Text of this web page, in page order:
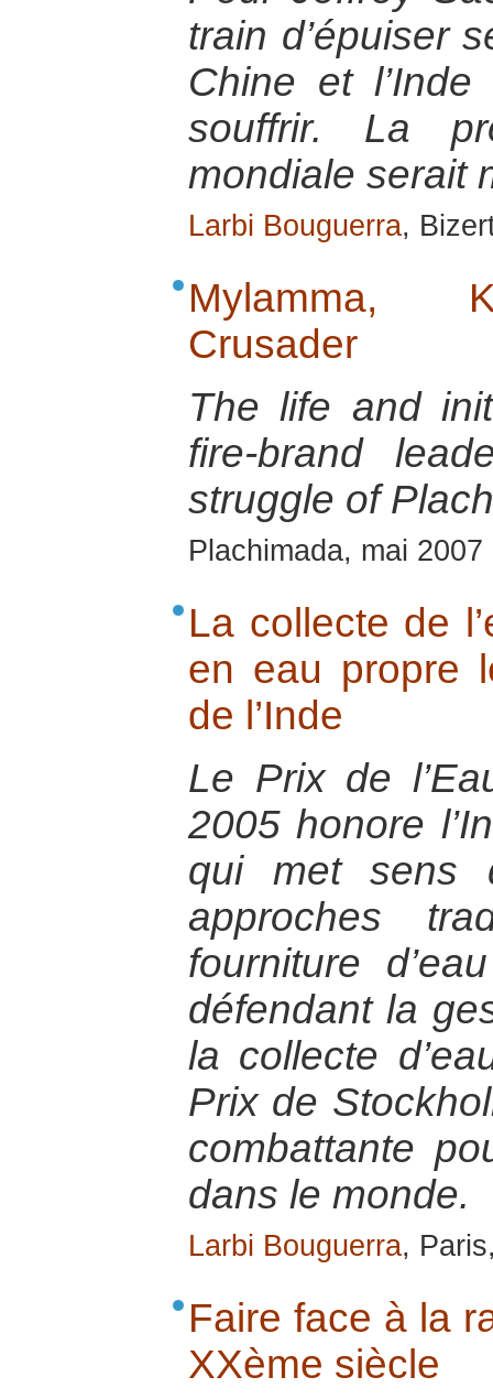
train d’épuiser
Chine et l’Inde
souffrir. La
mondiale serait
Larbi Bouguerra,
Mylamma,
Crusader
The life and
fire-brand
struggle of
Plachimada, mai 2007
La collecte de
en eau propre
de l’Inde
Le Prix de
2005 honore
qui met sens
approches
fourniture
défendant la
la collecte
Prix de
combattante
dans le monde.
Larbi Bouguerra,
Faire face à la
XXème siècle